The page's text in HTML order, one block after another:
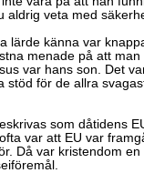
aldrig veta med
lärde känna var
menade på att
var hans son. Det
stöd för de allra
som dåtidens
var att EU var
Då var kristendom